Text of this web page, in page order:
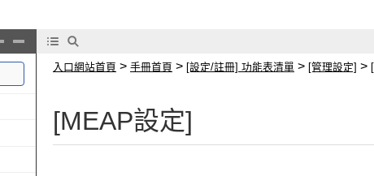
入口網站首頁 > 手冊首頁 > [設定/註冊] 功能表清單 > [管理設定] >
[MEAP設定]